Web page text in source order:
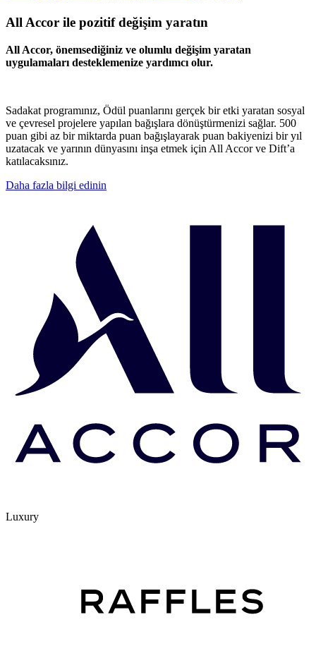
All Accor ile pozitif değişim yaratın
All Accor, önemsediğiniz ve olumlu değişim yaratan
uygulamaları desteklemenize yardımcı olur.
Sadakat programınız, Ödül puanlarını gerçek bir etki yaratan sosyal
ve çevresel projelere yapılan bağışlara dönüştürmenizi sağlar. 500
puan gibi az bir miktarda puan bağışlayarak puan bakiyenizi bir yıl
uzatacak ve yarının dünyasını inşa etmek için All Accor ve Dift’a
katılacaksınız.
Daha fazla bilgi edinin
Luxury